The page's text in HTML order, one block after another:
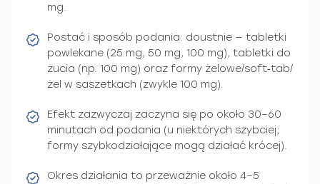
mg.
Postać i sposób podania: doustnie — tabletki
powlekane (25 mg, 50 mg, 100 mg), tabletki do
żucia (np. 100 mg) oraz formy żelowe/soft‑tab/
żel w saszetkach (zwykle 100 mg).
Efekt zazwyczaj zaczyna się po około 30–60
minutach od podania (u niektórych szybciej;
formy szybkodziałające mogą działać krócej).
Okres działania to przeważnie około 4–5